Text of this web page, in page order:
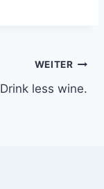
WEITER
Drink less wine.